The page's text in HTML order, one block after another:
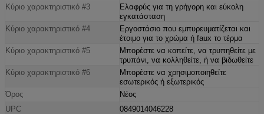
Κύριο χαρακτηριστικό #3
Ελαφρύς για τη γρήγορη και εύκολη
εγκατάσταση
Κύριο χαρακτηριστικό #4
Εργοστάσιο που εμπυρευματίζεται και
έτοιμο για το χρώμα ή faux το τέρμα
Κύριο χαρακτηριστικό #5
Μπορέστε να κοπείτε, να τρυπηθείτε με
τρυπάνι, να κολληθείτε, ή να βιδωθείτε
Κύριο χαρακτηριστικό #6
Μπορέστε να χρησιμοποιηθείτε
εσωτερικός ή εξωτερικός
Όρος
Νέος
UPC
0849014046228